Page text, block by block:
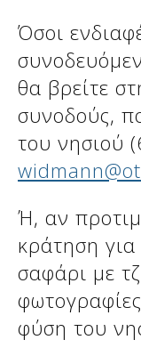
Όσοι
θα βρείτε
συνοδούς,
του νησιού
Ή, αν
κράτηση
σαφάρι με
φύση του